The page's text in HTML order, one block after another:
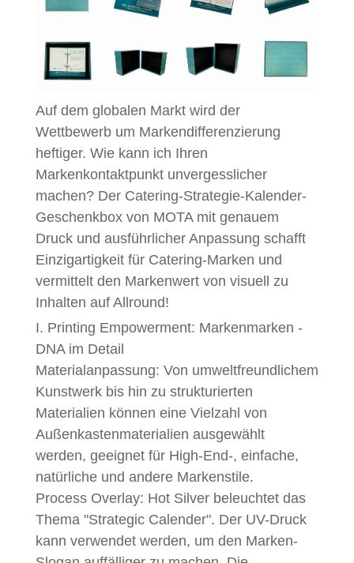
Auf dem globalen Markt wird der
Wettbewerb um Markendifferenzierung
heftiger. Wie kann ich Ihren
Markenkontaktpunkt unvergesslicher
machen? Der Catering-Strategie-Kalender-
Geschenkbox von MOTA mit genauem
Druck und ausführlicher Anpassung schafft
Einzigartigkeit für Catering-Marken und
vermittelt den Markenwert von visuell zu
Inhalten auf Allround!
I. Printing Empowerment: Markenmarken -
DNA im Detail
Materialanpassung: Von umweltfreundlichem
Kunstwerk bis hin zu strukturierten
Materialien können eine Vielzahl von
Außenkastenmaterialien ausgewählt
werden, geeignet für High-End-, einfache,
natürliche und andere Markenstile.
Process Overlay: Hot Silver beleuchtet das
Thema "Strategic Calender". Der UV-Druck
kann verwendet werden, um den Marken-